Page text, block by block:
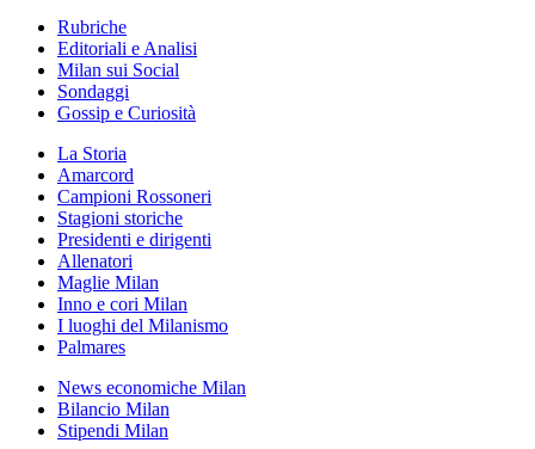
Rubriche
Editoriali e Analisi
Milan sui Social
Sondaggi
Gossip e Curiosità
La Storia
Amarcord
Campioni Rossoneri
Stagioni storiche
Presidenti e dirigenti
Allenatori
Maglie Milan
Inno e cori Milan
I luoghi del Milanismo
Palmares
News economiche Milan
Bilancio Milan
Stipendi Milan